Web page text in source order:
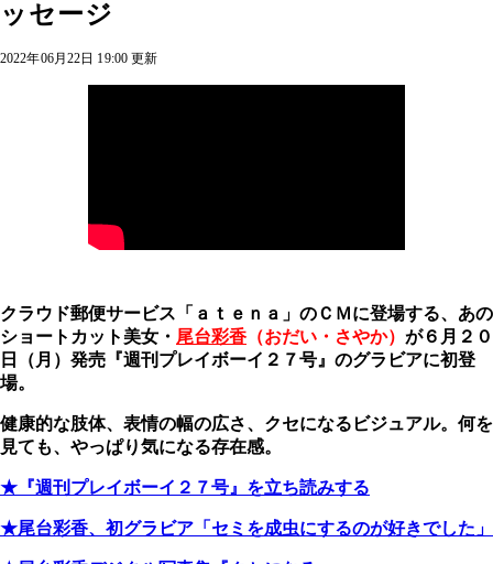
ッセージ
2022年06月22日 19:00 更新
クラウド郵便サービス「ａｔｅｎａ」のＣＭに登場する、あの
ショートカット美女・ 尾台彩香 （おだい・さやか） が６月２０
日（月）発売『週刊プレイボーイ２７号』のグラビアに初登
場。
健康的な肢体、表情の幅の広さ、クセになるビジュアル。何を
見ても、やっぱり気になる存在感。
★『週刊プレイボーイ２７号』を立ち読みする
★尾台彩香、初グラビア「セミを成虫にするのが好きでした」